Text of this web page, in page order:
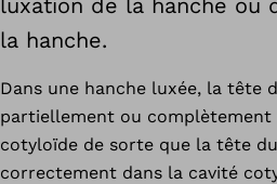
luxation de la hanche ou
la hanche.
Dans une hanche luxée, la tête
partiellement ou complètement
cotyloïde de sorte que la tête
correctement dans la cavité